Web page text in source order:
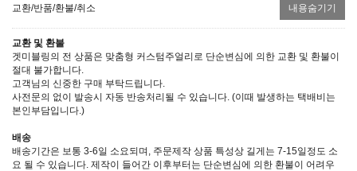
교환/반품/환불/취소 내용숨기기
교환 및 환불
겟미블링의 전 상품은 맞춤형 커스텀주얼리로 단순변심에 의한 교환 및 환불이
절대 불가합니다.
고객님의 신중한 구매 부탁드립니다.
사전문의 없이 발송시 자동 반송처리될 수 있습니다. (이때 발생하는 택배비는
본인부담입니다.)
배송
배송기간은 보통 3-6일 소요되며, 주문제작 상품 특성상 길게는 7-15일정도 소
요 될 수 있습니다. 제작이 들어간 이후부터는 단순변심에 의한 환불이 어려우